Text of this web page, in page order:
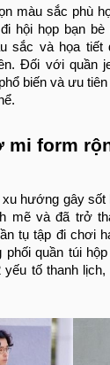
màu sắc phù
hội họp bạn
sắc và họa
Đối với quần
biến và ưu
mi form
hướng gây
mẽ và đã trở
tụ tập đi chơi
phối quần túi
yếu tố thanh